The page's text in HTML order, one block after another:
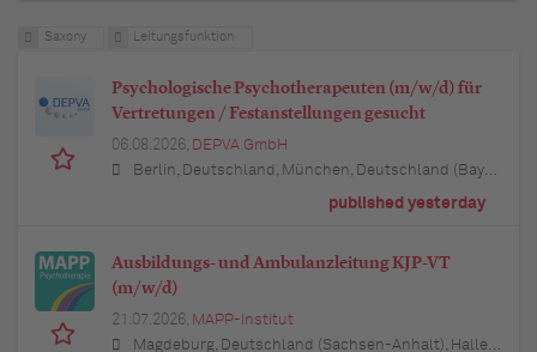
Saxony Leitungsfunktion
Psychologische Psychotherapeuten (m/w/d) für
Vertretungen / Festanstellungen gesucht
06.08.2026, DEPVA GmbH
Berlin, Deutschland, München, Deutschland (Bayern), Hamburg, Deutschland, Düsseldorf, Deutschland (Nordrhein-Westfalen), Köln, Deutschland (Nordrhein-Westfalen), Essen, Deutschland (Nordrhein-Westfalen), Dortmund, Deutschland (Nordrhein-Westfalen), Stuttgart, Deutschland (Baden-Württemberg), Heilbronn, Deutschland (Baden-Württemberg), Hannover, Deutschland (Niedersachsen), Rostock, Deutschland (Mecklenburg-Vorpommern), Kiel, Deutschland (Schleswig-Holstein), Augsburg, Deutschland (Bayern), Nürnberg, Deutschland (Bayern), Frankfurt am Main, Deutschland (Hessen), Bremen, Deutschland, Schwerin, Deutschland (Mecklenburg-Vorpommern), Mainz, Deutschland (Rheinland-Pfalz), Saarbrücken, Deutschland (Saarland), Dresden, Deutschland (Sachsen), Magdeburg, Deutschland (Sachsen-Anhalt), Potsdam, Deutschland (Brandenburg), Erfurt, Deutschland (Thüringen), Würzburg, Deutschland (Bayern), Heilbronn, Deutschland (Baden-Württemberg), Leipzig, Deutschland (Sachsen)
published yesterday
Ausbildungs- und Ambulanzleitung KJP-VT
(m/w/d)
21.07.2026, MAPP-Institut
Magdeburg, Deutschland (Sachsen-Anhalt), Halle (Saale), Deutschland (Sachsen-Anhalt), Leipzig, Deutschland (Sachsen), Hannover, Deutschland (Niedersachsen), Berlin, Deutschland, Wolfsburg, Deutschland (Niedersachsen), Braunschweig, Deutschland (Niedersachsen), 39576 Stendal, Deutschland (Sachsen-Anhalt), 39 Haldensleben, Deutschland (Sachsen-Anhalt), Potsdam, Deutschland (Brandenburg)